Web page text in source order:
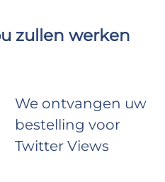
zullen werken
We ontvangen uw
bestelling voor
Twitter Views